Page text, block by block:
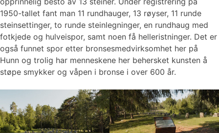
1950-tallet fant man 11 rundhauger, 13 røyser, 11 runde
steinsettinger, to runde steinlegninger, en rundhaug med
fotkjede og hulveispor, samt noen få helleristninger. Det er
også funnet spor etter bronsesmedvirksomhet her på
Hunn og trolig har menneskene her behersket kunsten å
støpe smykker og våpen i bronse i over 600 år.